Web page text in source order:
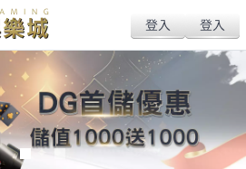
娛樂─真人百家樂,視訊
樂,真人百家線上,保險
樂